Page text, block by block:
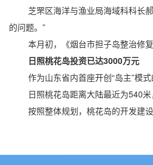
芝罘区海洋与渔业局海域科科长郝
的问题。”
本月初，《烟台市担子岛整治修复
日照桃花岛投资已达3000万元
作为山东省内首座开创“岛主”模式
日照桃花岛距离大陆最近为540米
按照整体规划，桃花岛的开发建设